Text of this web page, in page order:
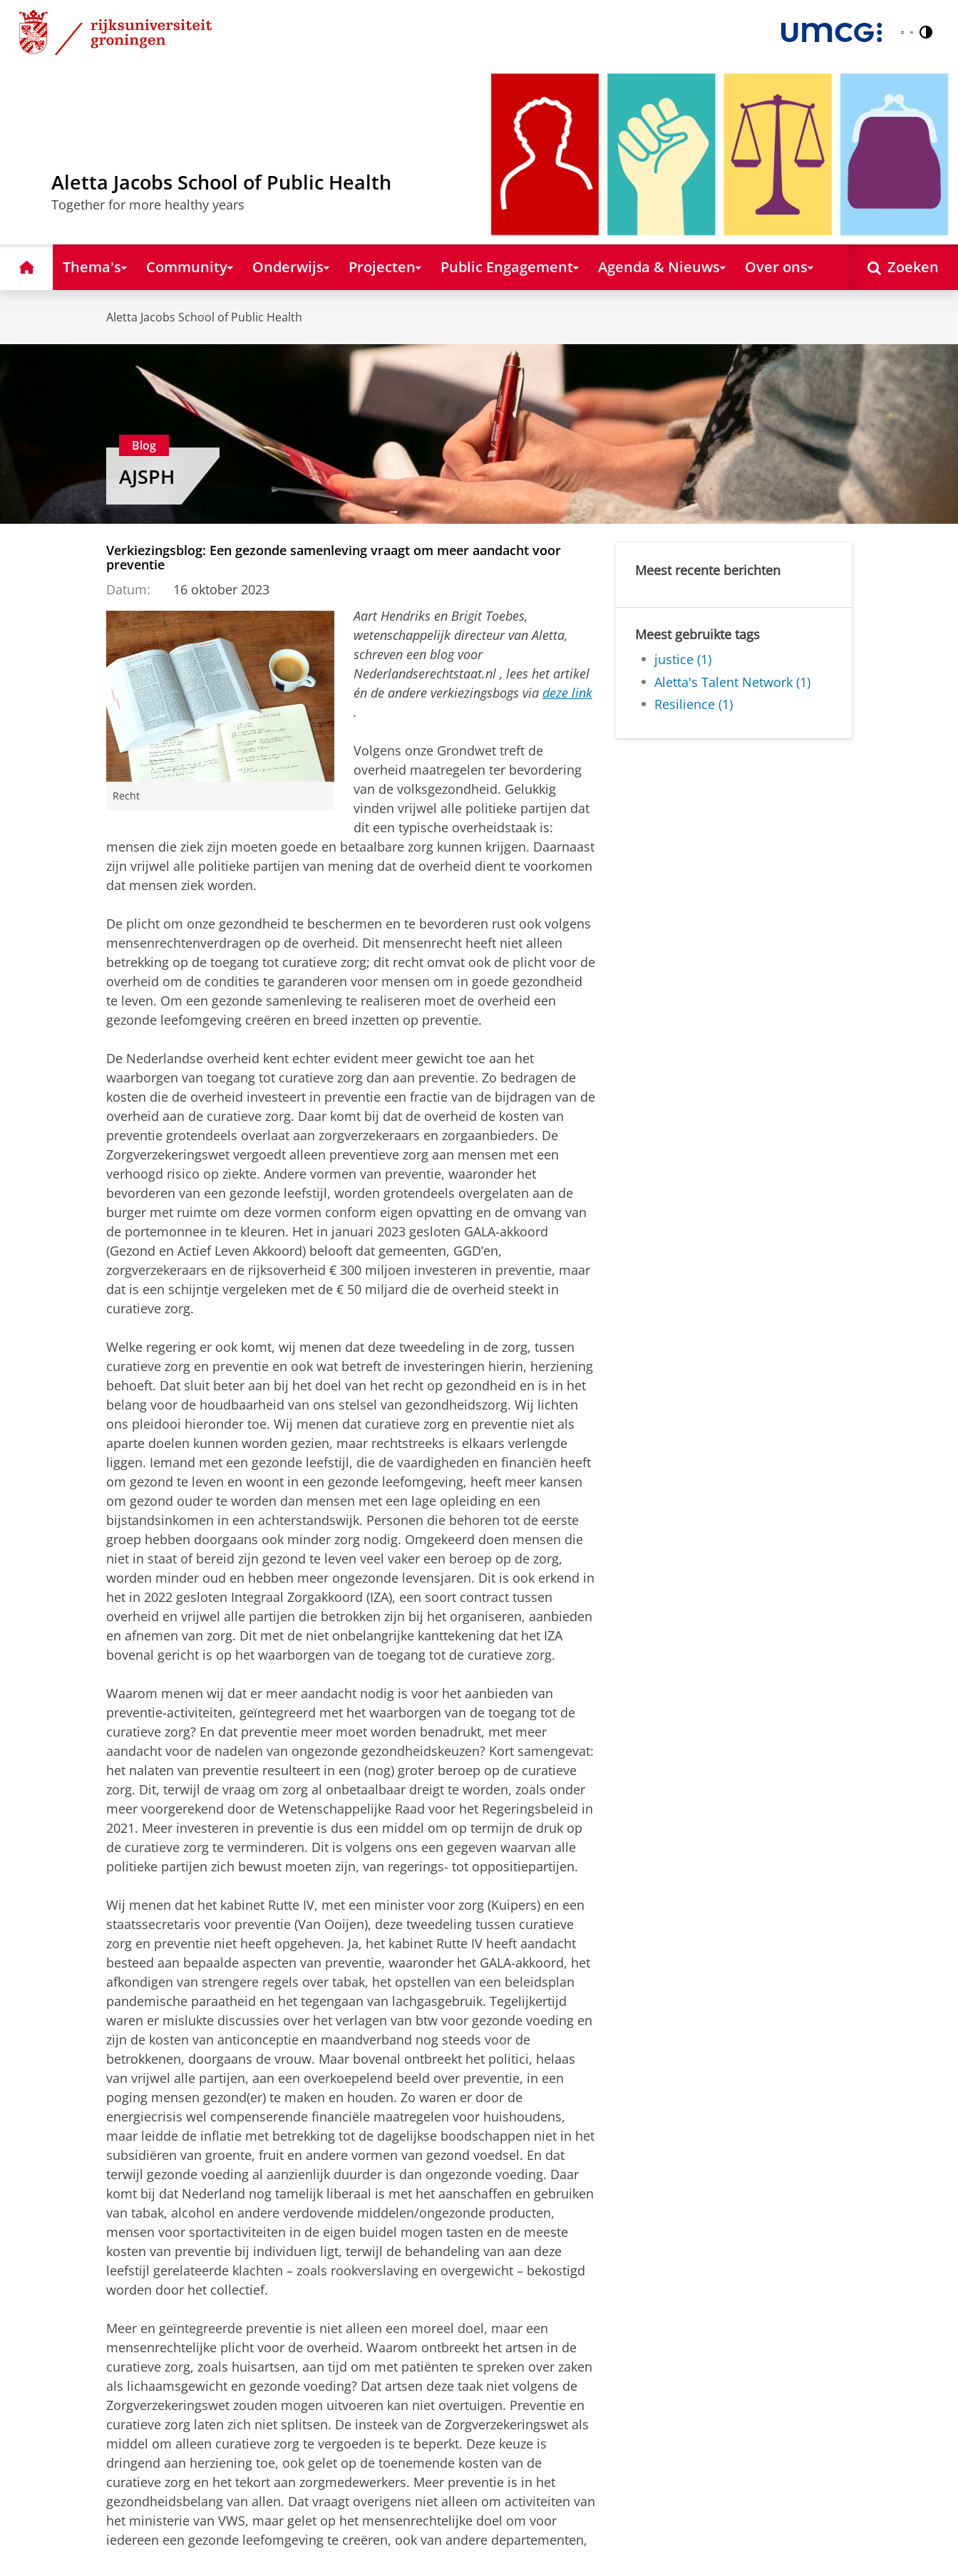
Skip
Content
Skip
Navigation
Nederlands
English
Aletta Jacobs School of Public Health
Together for more healthy years
HomeThema's Community Onderwijs Projecten Public Engagement Agenda & Nieuws Over ons Zoeken
Aletta Jacobs School of Public Health
Blog
AJSPH
Verkiezingsblog: Een gezonde samenleving vraagt om meer aandacht voor
preventie
Datum:
16 oktober 2023
Recht
Aart Hendriks en Brigit Toebes,
wetenschappelijk directeur van Aletta,
schreven een blog voor
Nederlandserechtstaat.nl , lees het artikel
én de andere verkiezingsbogs via deze link
.
Volgens onze Grondwet treft de
overheid maatregelen ter bevordering
van de volksgezondheid. Gelukkig
vinden vrijwel alle politieke partijen dat
dit een typische overheidstaak is:
mensen die ziek zijn moeten goede en betaalbare zorg kunnen krijgen. Daarnaast
zijn vrijwel alle politieke partijen van mening dat de overheid dient te voorkomen
dat mensen ziek worden.
De plicht om onze gezondheid te beschermen en te bevorderen rust ook volgens
mensenrechtenverdragen op de overheid. Dit mensenrecht heeft niet alleen
betrekking op de toegang tot curatieve zorg; dit recht omvat ook de plicht voor de
overheid om de condities te garanderen voor mensen om in goede gezondheid
te leven. Om een gezonde samenleving te realiseren moet de overheid een
gezonde leefomgeving creëren en breed inzetten op preventie.
De Nederlandse overheid kent echter evident meer gewicht toe aan het
waarborgen van toegang tot curatieve zorg dan aan preventie. Zo bedragen de
kosten die de overheid investeert in preventie een fractie van de bijdragen van de
overheid aan de curatieve zorg. Daar komt bij dat de overheid de kosten van
preventie grotendeels overlaat aan zorgverzekeraars en zorgaanbieders. De
Zorgverzekeringswet vergoedt alleen preventieve zorg aan mensen met een
verhoogd risico op ziekte. Andere vormen van preventie, waaronder het
bevorderen van een gezonde leefstijl, worden grotendeels overgelaten aan de
burger met ruimte om deze vormen conform eigen opvatting en de omvang van
de portemonnee in te kleuren. Het in januari 2023 gesloten GALA-akkoord
(Gezond en Actief Leven Akkoord) belooft dat gemeenten, GGD’en,
zorgverzekeraars en de rijksoverheid € 300 miljoen investeren in preventie, maar
dat is een schijntje vergeleken met de € 50 miljard die de overheid steekt in
curatieve zorg.
Welke regering er ook komt, wij menen dat deze tweedeling in de zorg, tussen
curatieve zorg en preventie en ook wat betreft de investeringen hierin, herziening
behoeft. Dat sluit beter aan bij het doel van het recht op gezondheid en is in het
belang voor de houdbaarheid van ons stelsel van gezondheidszorg. Wij lichten
ons pleidooi hieronder toe. Wij menen dat curatieve zorg en preventie niet als
aparte doelen kunnen worden gezien, maar rechtstreeks is elkaars verlengde
liggen. Iemand met een gezonde leefstijl, die de vaardigheden en financiën heeft
om gezond te leven en woont in een gezonde leefomgeving, heeft meer kansen
om gezond ouder te worden dan mensen met een lage opleiding en een
bijstandsinkomen in een achterstandswijk. Personen die behoren tot de eerste
groep hebben doorgaans ook minder zorg nodig. Omgekeerd doen mensen die
niet in staat of bereid zijn gezond te leven veel vaker een beroep op de zorg,
worden minder oud en hebben meer ongezonde levensjaren. Dit is ook erkend in
het in 2022 gesloten Integraal Zorgakkoord (IZA), een soort contract tussen
overheid en vrijwel alle partijen die betrokken zijn bij het organiseren, aanbieden
en afnemen van zorg. Dit met de niet onbelangrijke kanttekening dat het IZA
bovenal gericht is op het waarborgen van de toegang tot de curatieve zorg.
Waarom menen wij dat er meer aandacht nodig is voor het aanbieden van
preventie-activiteiten, geïntegreerd met het waarborgen van de toegang tot de
curatieve zorg? En dat preventie meer moet worden benadrukt, met meer
aandacht voor de nadelen van ongezonde gezondheidskeuzen? Kort samengevat:
het nalaten van preventie resulteert in een (nog) groter beroep op de curatieve
zorg. Dit, terwijl de vraag om zorg al onbetaalbaar dreigt te worden, zoals onder
meer voorgerekend door de Wetenschappelijke Raad voor het Regeringsbeleid in
2021. Meer investeren in preventie is dus een middel om op termijn de druk op
de curatieve zorg te verminderen. Dit is volgens ons een gegeven waarvan alle
politieke partijen zich bewust moeten zijn, van regerings- tot oppositiepartijen.
Wij menen dat het kabinet Rutte IV, met een minister voor zorg (Kuipers) en een
staatssecretaris voor preventie (Van Ooijen), deze tweedeling tussen curatieve
zorg en preventie niet heeft opgeheven. Ja, het kabinet Rutte IV heeft aandacht
besteed aan bepaalde aspecten van preventie, waaronder het GALA-akkoord, het
afkondigen van strengere regels over tabak, het opstellen van een beleidsplan
pandemische paraatheid en het tegengaan van lachgasgebruik. Tegelijkertijd
waren er mislukte discussies over het verlagen van btw voor gezonde voeding en
zijn de kosten van anticonceptie en maandverband nog steeds voor de
betrokkenen, doorgaans de vrouw. Maar bovenal ontbreekt het politici, helaas
van vrijwel alle partijen, aan een overkoepelend beeld over preventie, in een
poging mensen gezond(er) te maken en houden. Zo waren er door de
energiecrisis wel compenserende financiële maatregelen voor huishoudens,
maar leidde de inflatie met betrekking tot de dagelijkse boodschappen niet in het
subsidiëren van groente, fruit en andere vormen van gezond voedsel. En dat
terwijl gezonde voeding al aanzienlijk duurder is dan ongezonde voeding. Daar
komt bij dat Nederland nog tamelijk liberaal is met het aanschaffen en gebruiken
van tabak, alcohol en andere verdovende middelen/ongezonde producten,
mensen voor sportactiviteiten in de eigen buidel mogen tasten en de meeste
kosten van preventie bij individuen ligt, terwijl de behandeling van aan deze
leefstijl gerelateerde klachten – zoals rookverslaving en overgewicht – bekostigd
worden door het collectief.
Meer en geïntegreerde preventie is niet alleen een moreel doel, maar een
mensenrechtelijke plicht voor de overheid. Waarom ontbreekt het artsen in de
curatieve zorg, zoals huisartsen, aan tijd om met patiënten te spreken over zaken
als lichaamsgewicht en gezonde voeding? Dat artsen deze taak niet volgens de
Zorgverzekeringswet zouden mogen uitvoeren kan niet overtuigen. Preventie en
curatieve zorg laten zich niet splitsen. De insteek van de Zorgverzekeringswet als
middel om alleen curatieve zorg te vergoeden is te beperkt. Deze keuze is
dringend aan herziening toe, ook gelet op de toenemende kosten van de
curatieve zorg en het tekort aan zorgmedewerkers. Meer preventie is in het
gezondheidsbelang van allen. Dat vraagt overigens niet alleen om activiteiten van
het ministerie van VWS, maar gelet op het mensenrechtelijke doel om voor
iedereen een gezonde leefomgeving te creëren, ook van andere departementen,
Meest recente berichten
Meest gebruikte tags
justice (1)
Aletta's Talent Network (1)
Resilience (1)